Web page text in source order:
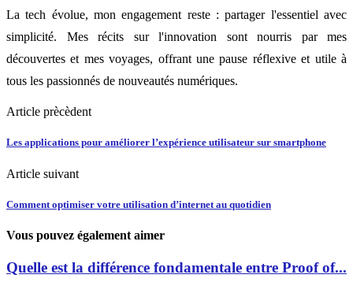
La tech évolue, mon engagement reste : partager l'essentiel avec
simplicité. Mes récits sur l'innovation sont nourris par mes
découvertes et mes voyages, offrant une pause réflexive et utile à
tous les passionnés de nouveautés numériques.
Article prècèdent
Les applications pour améliorer l’expérience utilisateur sur smartphone
Article suivant
Comment optimiser votre utilisation d’internet au quotidien
Vous pouvez également aimer
Quelle est la différence fondamentale entre Proof of...